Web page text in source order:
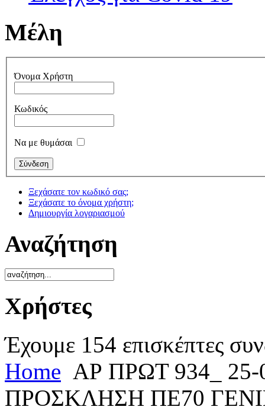
Μέλη
Όνομα Χρήστη
Κωδικός
Να με θυμάσαι
Ξεχάσατε τον κωδικό σας;
Ξεχάσατε το όνομα χρήστη;
Δημιουργία λογαριασμού
Αναζήτηση
Χρήστες
Έχουμε 154 επισκέπτες
Home ΑΡ ΠΡΩΤ 934_
ΠΡΟΣΚΛΗΣΗ ΠΕ70